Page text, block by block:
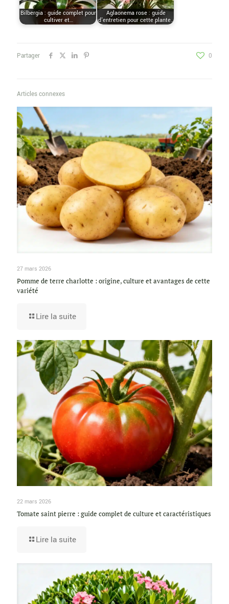
Bilbergia : guide complet pour
cultiver et…
Aglaonema rose : guide
d'entretien pour cette plante…
Partager 0
Articles connexes
27 mars 2026
Pomme de terre charlotte : origine, culture et avantages de cette
variété
Lire la suite
22 mars 2026
Tomate saint pierre : guide complet de culture et caractéristiques
Lire la suite